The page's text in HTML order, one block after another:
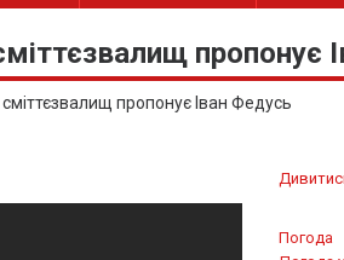
пропонує
пропонує Іван Федусь
Погода